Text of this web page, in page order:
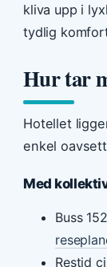
kliva upp i
tydlig
Hur tar
Hotellet
enkel
Med
Buss
Restid